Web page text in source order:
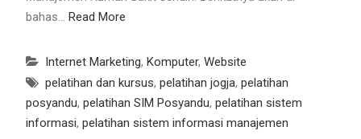
bahas… Read More
Internet Marketing, Komputer, Website
pelatihan dan kursus, pelatihan jogja, pelatihan
posyandu, pelatihan SIM Posyandu, pelatihan sistem
informasi, pelatihan sistem informasi manajemen